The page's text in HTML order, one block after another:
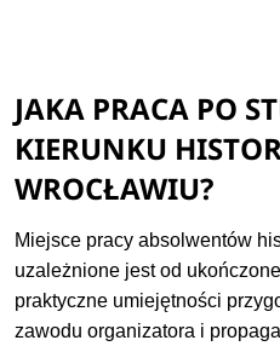
JAKA PRACA PO
KIERUNKU
WROCŁAWIU?
Miejsce pracy absolwentów
uzależnione jest od
praktyczne umiejętności
zawodu organizatora i